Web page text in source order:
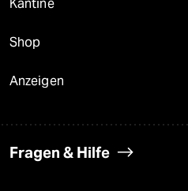
Kantine
Shop
Anzeigen
Fragen & Hilfe